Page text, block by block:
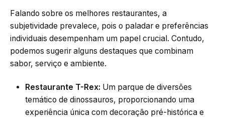
Falando sobre os melhores restaurantes, a
subjetividade prevalece, pois o paladar e preferências
individuais desempenham um papel crucial. Contudo,
podemos sugerir alguns destaques que combinam
sabor, serviço e ambiente.
Restaurante T-Rex: Um parque de diversões
temático de dinossauros, proporcionando uma
experiência única com decoração pré-histórica e